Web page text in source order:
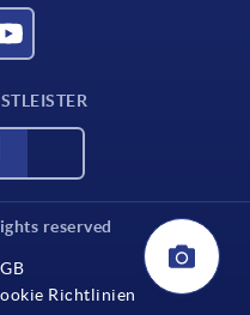
reserved
Richtlinien